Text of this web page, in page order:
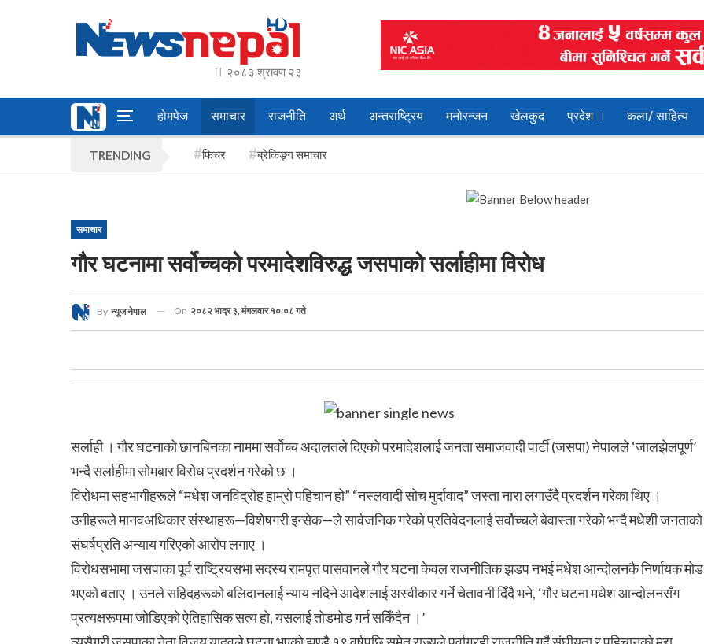
२०८३ श्रावण २३
होमपेज समाचार राजनीति अर्थ अन्तराष्ट्रिय मनोरन्जन खेलकुद प्रदेश कला/ साहित्य
TRENDING फिचर ब्रेकिङ्ग समाचार
समाचार
गौर घटनामा सर्वोच्चको परमादेशविरुद्ध जसपाको सर्लाहीमा विरोध
By न्यूज नेपाल On २०८२ भाद्र ३, मंगलवार १०:०८ गते
सर्लाही । गौर घटनाको छानबिनका नाममा सर्वोच्च अदालतले दिएको परमादेशलाई जनता समाजवादी पार्टी (जसपा) नेपालले ‘जालझेलपूर्ण’
भन्दै सर्लाहीमा सोमबार विरोध प्रदर्शन गरेको छ ।
विरोधमा सहभागीहरूले “मधेश जनविद्रोह हाम्रो पहिचान हो” “नस्लवादी सोच मुर्दावाद” जस्ता नारा लगाउँदै प्रदर्शन गरेका थिए ।
उनीहरूले मानवअधिकार संस्थाहरू—विशेषगरी इन्सेक—ले सार्वजनिक गरेको प्रतिवेदनलाई सर्वोच्चले बेवास्ता गरेको भन्दै मधेशी जनताको
संघर्षप्रति अन्याय गरिएको आरोप लगाए ।
विरोधसभामा जसपाका पूर्व राष्ट्रियसभा सदस्य रामपृत पासवानले गौर घटना केवल राजनीतिक झडप नभई मधेश आन्दोलनकै निर्णायक मोड
भएको बताए । उनले सहिदहरूको बलिदानलाई न्याय नदिने आदेशलाई अस्वीकार गर्ने चेतावनी दिँदै भने, ‘गौर घटना मधेश आन्दोलनसँग
प्रत्यक्षरूपमा जोडिएको ऐतिहासिक सत्य हो, यसलाई तोडमोड गर्न सकिँदैन ।’